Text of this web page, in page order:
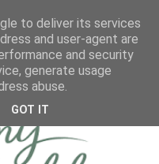
to deliver its services
and user-agent are
and security
generate usage
abuse.
GOT IT